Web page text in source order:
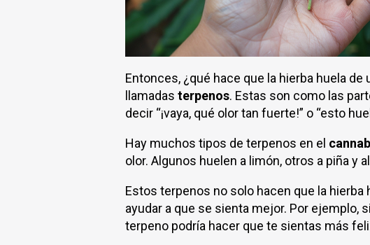
Entonces, ¿qué hace que la hierba huela
llamadas terpenos. Estas son como las
decir “¡vaya, qué olor tan fuerte!” o “esto
Hay muchos tipos de terpenos en el
olor. Algunos huelen a limón, otros a piña y
Estos terpenos no solo hacen que la hierba
ayudar a que se sienta mejor. Por ejemplo,
terpeno podría hacer que te sientas más